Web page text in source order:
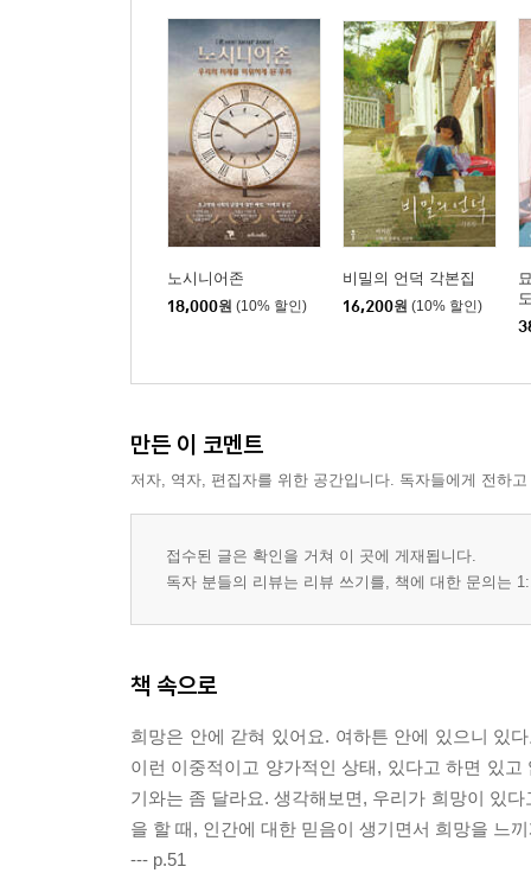
노시니어존
18,000원 (10% 할인)
비밀의 언덕 각본집
16,200원 (10% 할인)
만든 이 코멘트
저자, 역자, 편집자를 위한 공간입니다. 독자들에게 전하
접수된 글은 확인을 거쳐 이 곳에 게재됩니다.
독자 분들의 리뷰는 리뷰 쓰기를, 책에 대한 문의는
책 속으로
희망은 안에 갇혀 있어요. 여하튼 안에 있으니 있
이런 이중적이고 양가적인 상태, 있다고 하면 있
기와는 좀 달라요. 생각해보면, 우리가 희망이 있
을 할 때, 인간에 대한 믿음이 생기면서 희망을 느
--- p.51